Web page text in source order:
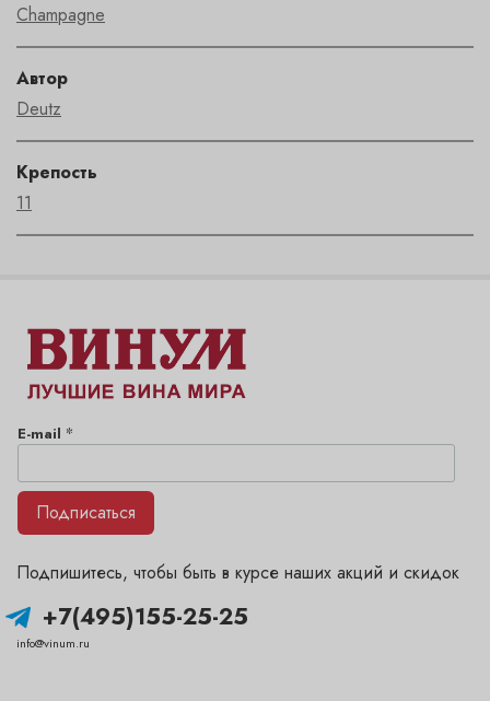
Champagne
Автор
Deutz
Крепость
11
+7(495)155-25-25
info@vinum.ru
Подпишитесь, чтобы быть в курсе наших акций и скидок
E-mail *
Подписаться